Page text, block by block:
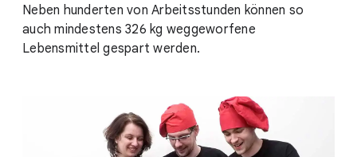
Neben hunderten von Arbeitsstunden können so
auch mindestens 326 kg weggeworfene
Lebensmittel gespart werden.